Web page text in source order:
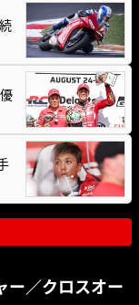
ー／クロスオー